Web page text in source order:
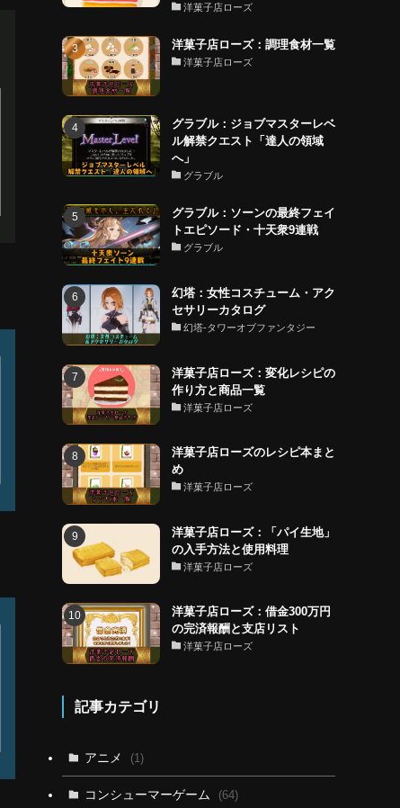
洋菓子店ローズ
洋菓子店ローズ：調理食材一覧
洋菓子店ローズ
グラブル：ジョブマスターレベ
ル解禁クエスト「達人の領域
へ」
グラブル
グラブル：ソーンの最終フェイ
トエピソード・十天衆9連戦
グラブル
幻塔：女性コスチューム・アク
セサリーカタログ
幻塔-タワーオブファンタジー
洋菓子店ローズ：変化レシピの
作り方と商品一覧
洋菓子店ローズ
洋菓子店ローズのレシピ本まと
め
洋菓子店ローズ
洋菓子店ローズ：「パイ生地」
の入手方法と使用料理
洋菓子店ローズ
洋菓子店ローズ：借金300万円
の完済報酬と支店リスト
洋菓子店ローズ
記事カテゴリ
アニメ (1)
コンシューマーゲーム (64)